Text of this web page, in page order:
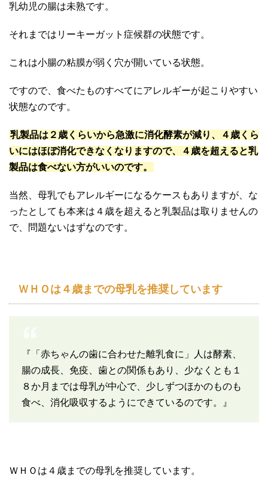
乳幼児の腸は未熟です。
それまではリーキーガット症候群の状態です。
これは小腸の粘膜が弱く穴が開いている状態。
ですので、食べたものすべてにアレルギーが起こりやすい
状態なのです。
乳製品は２歳くらいから急激に消化酵素が減り、４歳くら
いにはほぼ消化できなくなりますので、４歳を超えると乳
製品は食べない方がいいのです。
当然、母乳でもアレルギーになるケースもありますが、な
ったとしても本来は４歳を超えると乳製品は取りませんの
で、問題ないはずなのです。
ＷＨＯは４歳までの母乳を推奨しています
『「赤ちゃんの歯に合わせた離乳食に」人は酵素、
腸の成長、免疫、歯との関係もあり、少なくとも１
８か月までは母乳が中心で、少しずつほかのものも
食べ、消化吸収するようにできているのです。』
ＷＨＯは４歳までの母乳を推奨しています。